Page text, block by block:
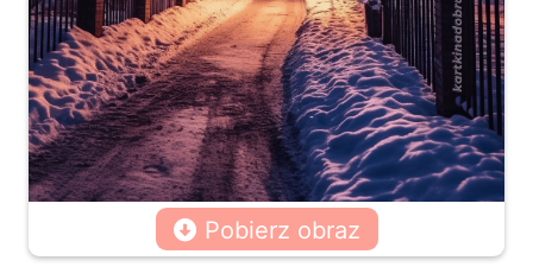
Pobierz obraz